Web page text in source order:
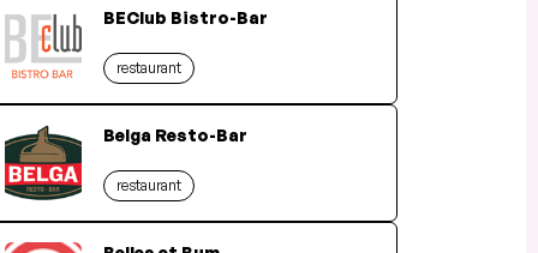
BEClub Bistro-Bar
restaurant
Belga Resto-Bar
restaurant